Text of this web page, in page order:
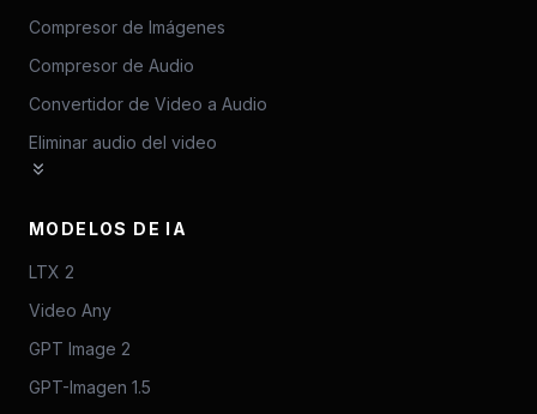
Compresor de Imágenes
Compresor de Audio
Convertidor de Video a Audio
Eliminar audio del video
MODELOS DE IA
LTX 2
Video Any
GPT Image 2
GPT-Imagen 1.5